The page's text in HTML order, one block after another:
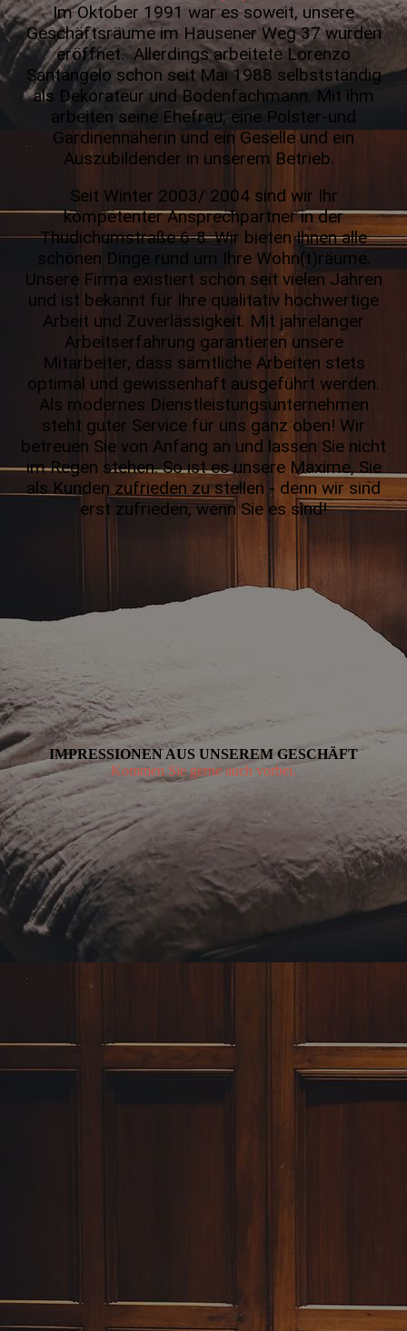
Im Oktober 1991 war es soweit, unsere
Geschäftsräume im Hausener Weg 37 wurden
eröffnet. Allerdings arbeitete Lorenzo
Santangelo schon seit Mai 1988 selbstständig
als Dekorateur und Bodenfachmann. Mit ihm
arbeiten seine Ehefrau, eine Polster-und
Gardinen­näherin und ein Geselle und ein
Auszubildender in unserem Betrieb.
Seit Winter 2003/ 2004 sind wir Ihr
kompetenter Ansprechpartner in der
Thudichumstraße 6-8. Wir bieten Ihnen alle
schönen Dinge rund um Ihre Wohn(t)räume.
Unsere Firma existiert schon seit vielen Jahren
und ist bekannt für Ihre qualitativ hochwertige
Arbeit und Zuver­lässig­keit. Mit jahrelanger
Arbeitserfahrung garantieren unsere
Mitarbeiter, dass sämtliche Arbeiten stets
optimal und gewissen­haft aus­geführt werden.
Als modernes Dienst­leistungs­unternehmen
steht guter Service für uns ganz oben! Wir
betreuen Sie von Anfang an und lassen Sie nicht
im Regen stehen. So ist es unsere Maxime, Sie
als Kunden zufrieden zu stellen - denn wir sind
erst zufrieden, wenn Sie es sind!
IMPRESSIONEN AUS UNSEREM GESCHÄFT
Kommen Sie gerne auch vorbei.